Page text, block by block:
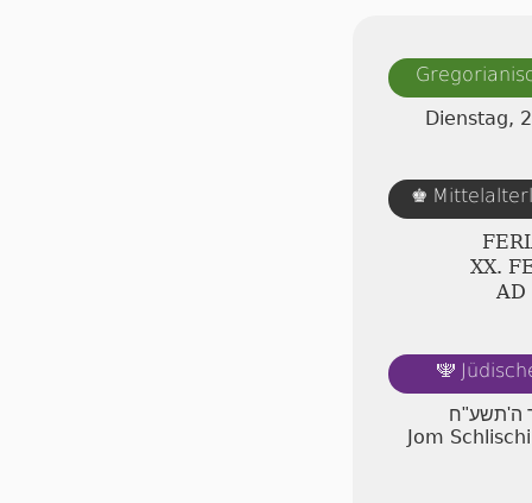
Dienstag,
♚
ⅩⅩ.
🕎
ה'תשע"ח
Jom